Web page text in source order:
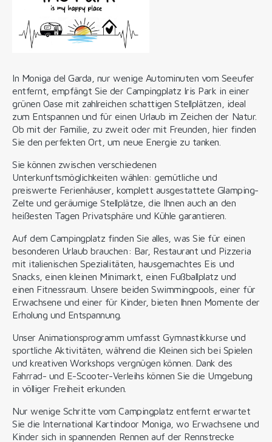
In Moniga del Garda, nur wenige Autominuten vom Seeufer
entfernt, empfängt Sie der Campingplatz Iris Park in einer
grünen Oase mit zahlreichen schattigen Stellplätzen, ideal
zum Entspannen und für einen Urlaub im Zeichen der Natur.
Ob mit der Familie, zu zweit oder mit Freunden, hier finden
Sie den perfekten Ort, um neue Energie zu tanken.
Sie können zwischen verschiedenen
Unterkunftsmöglichkeiten wählen: gemütliche und
preiswerte Ferienhäuser, komplett ausgestattete Glamping-
Zelte und geräumige Stellplätze, die Ihnen auch an den
heißesten Tagen Privatsphäre und Kühle garantieren.
Auf dem Campingplatz finden Sie alles, was Sie für einen
besonderen Urlaub brauchen: Bar, Restaurant und Pizzeria
mit italienischen Spezialitäten, hausgemachtes Eis und
Snacks, einen kleinen Minimarkt, einen Fußballplatz und
einen Fitnessraum. Unsere beiden Swimmingpools, einer für
Erwachsene und einer für Kinder, bieten Ihnen Momente der
Erholung und Entspannung.
Unser Animationsprogramm umfasst Gymnastikkurse und
sportliche Aktivitäten, während die Kleinen sich bei Spielen
und kreativen Workshops vergnügen können. Dank des
Fahrrad- und E-Scooter-Verleihs können Sie die Umgebung
in völliger Freiheit erkunden.
Nur wenige Schritte vom Campingplatz entfernt erwartet
Sie die International Kartindoor Moniga, wo Erwachsene und
Kinder sich in spannenden Rennen auf der Rennstrecke